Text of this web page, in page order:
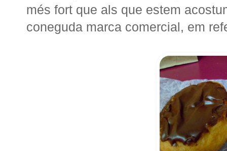
més fort que als que estem
coneguda marca comercial, em